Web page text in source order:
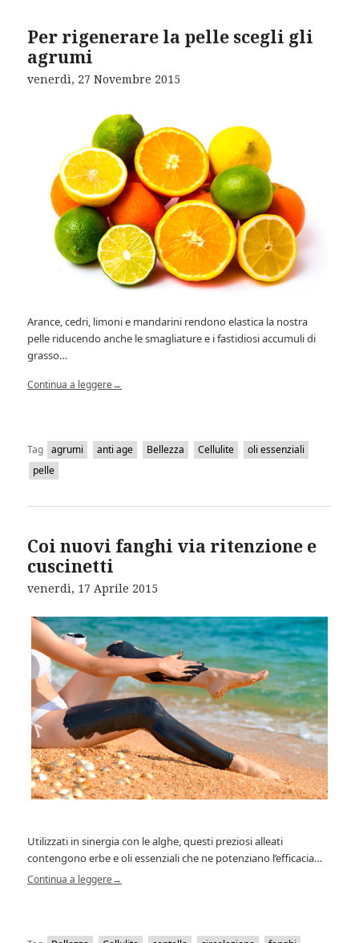
Per rigenerare la pelle scegli gli
agrumi
venerdì, 27 Novembre 2015
Arance, cedri, limoni e mandarini rendono elastica la nostra
pelle riducendo anche le smagliature e i fastidiosi accumuli di
grasso…
Continua a leggere→
Tag agrumi anti age Bellezza Cellulite
oli essenziali
pelle
Coi nuovi fanghi via ritenzione e
cuscinetti
venerdì, 17 Aprile 2015
Utilizzati in sinergia con le alghe, questi preziosi alleati
contengono erbe e oli essenziali che ne potenziano l’efficacia…
Continua a leggere→